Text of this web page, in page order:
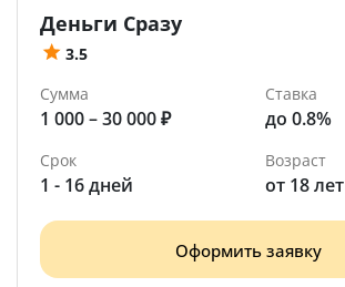
Деньги Сразу
3.5
Сумма
1 000 – 30 000 ₽
Ставка
до 0.8%
Срок
1 - 16 дней
Возраст
от 18 лет
Оформить заявку